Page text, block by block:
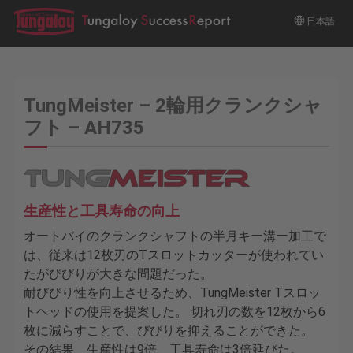
日本語
TungMeister – 2輪用クランクシャ
フト – AH735
生産性と工具寿命の向上
オートバイのクランクシャフトの半月キー溝ー加工で
は、従来は12枚刃のTスロットカッターが使われてい
たがびびりが大きな問題だった。
耐びびり性を向上させるため、TungMeister Tスロッ
トヘッドの使用を提案した。 切れ刃の数を12枚から6
枚に減らすことで、びびりを抑えることができた。
その結果、生産性は9倍、工具寿命は3倍延びた。